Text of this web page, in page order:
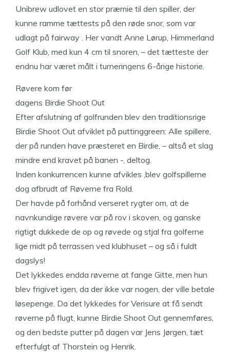
Unibrew udlovet en stor præmie til den spiller, der
kunne ramme tættests på den røde snor, som var
udlagt på fairway . Her vandt Anne Lørup, Himmerland
Golf Klub, med kun 4 cm til snoren, – det tætteste der
endnu har været målt i turneringens 6-årige historie.
Røvere kom før
dagens Birdie Shoot Out
Efter afslutning af golfrunden blev den traditionsrige
Birdie Shoot Out afviklet på puttinggreen: Alle spillere,
der på runden have præsteret en Birdie, – altså et slag
mindre end kravet på banen -, deltog.
Inden konkurrencen kunne afvikles ,blev golfspillerne
dog afbrudt af Røverne fra Rold.
Der havde på forhånd verseret rygter om, at de
navnkundige røvere var på rov i skoven, og ganske
rigtigt dukkede de op og røvede og stjal fra golferne
lige midt på terrassen ved klubhuset – og så i fuldt
dagslys!
Det lykkedes endda røverne at fange Gitte, men hun
blev frigivet igen, da der ikke var nogen, der ville betale
løsepenge. Da det lykkedes for Verisure at få sendt
røverne på flugt, kunne Birdie Shoot Out gennemføres,
og den bedste putter på dagen var Jens Jørgen, tæt
efterfulgt af Thorstein og Henrik.